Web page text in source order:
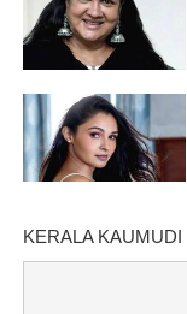
KERALA KAUMUDI